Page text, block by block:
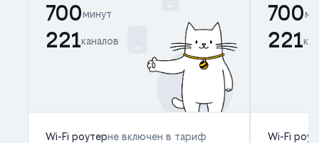
700минут
221каналов
Wi-Fi роутерне включен в тариф
700
221
Wi-Fi